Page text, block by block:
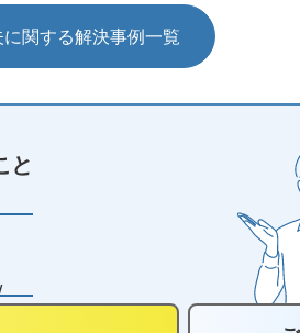
関する解決事例一覧
と